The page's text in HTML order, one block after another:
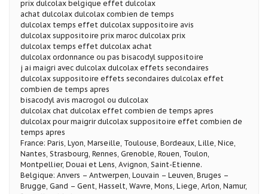
prix dulcolax belgique effet dulcolax
achat dulcolax dulcolax combien de temps
dulcolax temps effet dulcolax suppositoire avis
dulcolax suppositoire prix maroc dulcolax prix
dulcolax temps effet dulcolax achat
dulcolax ordonnance ou pas bisacodyl suppositoire
j ai maigri avec dulcolax dulcolax effets secondaires
dulcolax suppositoire effets secondaires dulcolax effet
combien de temps apres
bisacodyl avis macrogol ou dulcolax
dulcolax chat dulcolax effet combien de temps apres
dulcolax pour maigrir dulcolax suppositoire effet combien de
temps apres
France: Paris, Lyon, Marseille, Toulouse, Bordeaux, Lille, Nice,
Nantes, Strasbourg, Rennes, Grenoble, Rouen, Toulon,
Montpellier, Douai et Lens, Avignon, Saint-Etienne.
Belgique: Anvers – Antwerpen, Louvain – Leuven, Bruges –
Brugge, Gand – Gent, Hasselt, Wavre, Mons, Liege, Arlon, Namur,